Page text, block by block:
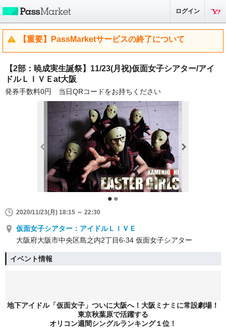
ログイン
【重要】PassMarketサービスの終了について
【2部：暁成実生誕祭】11/23(月祝)仮面女子シアター/アイ
ドルＬＩＶＥat大阪
発券手数料0円 当日QRコードをお持ちください
2020/11/23(月) 18:15 ～ 22:30
仮面女子シアター：アイドルＬＩＶＥ
大阪府大阪市中央区島之内2丁目6-34 仮面女子シアター
イベント情報
地下アイドル「仮面女子」ついに大阪へ！大阪ミナミに常設劇場！
東京秋葉原で活躍する
オリコン週間シングルランキング１位！